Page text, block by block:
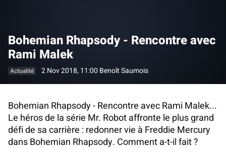
Bohemian Rhapsody - Rencontre avec
Rami Malek
Actualité 2 Nov 2018, 11:00 Benoît Saumois
Bohemian Rhapsody - Rencontre avec Rami Malek...
Le héros de la série Mr. Robot affronte le plus grand
défi de sa carrière : redonner vie à Freddie Mercury
dans Bohemian Rhapsody. Comment a-t-il fait ?